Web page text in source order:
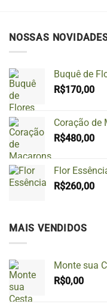
NOSSAS
Buquê de
R$170,00
Coração de
R$480,00
Flor
R$260,00
MAIS VENDIDOS
Monte sua
R$0,00